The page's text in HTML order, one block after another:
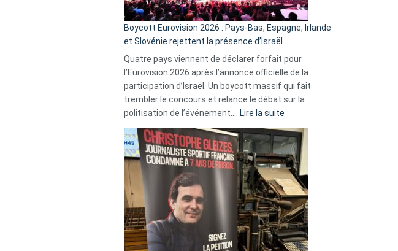
Boycott Eurovision 2026 : Pays-Bas, Espagne, Irlande
et Slovénie rejettent la présence d’Israël
Quatre pays viennent de déclarer forfait pour
l’Eurovision 2026 après l’annonce officielle de la
participation d’Israël. Un boycott massif qui fait
trembler le concours et relance le débat sur la
politisation de l’événement.…
Lire la suite
Eurovision
2026
:
Pays-
Bas,
Espagne,
Irlande
et
Slovénie